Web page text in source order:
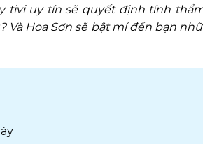
tivi uy tín sẽ quyết định tính
Và Hoa Sơn sẽ bật mí đến bạn